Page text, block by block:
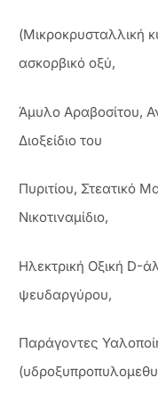
(Μικροκρυσταλλική
ασκορβικό οξύ,
Άμυλο Αραβοσίτου,
Διοξείδιο του
Πυριτίου, Στεατικό
Νικοτιναμίδιο,
Ηλεκτρική Οξική D-
ψευδαργύρου,
Παράγοντες